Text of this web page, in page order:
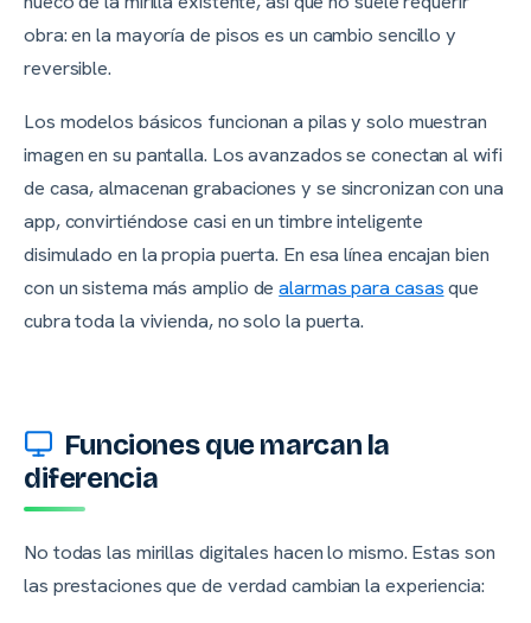
obra: en la mayoría de pisos es un cambio sencillo y
reversible.
Los modelos básicos funcionan a pilas y solo muestran
imagen en su pantalla. Los avanzados se conectan al wifi
de casa, almacenan grabaciones y se sincronizan con una
app, convirtiéndose casi en un timbre inteligente
disimulado en la propia puerta. En esa línea encajan bien
con un sistema más amplio dealarmas para casasque
cubra toda la vivienda, no solo la puerta.
Funciones que marcan la
diferencia
No todas las mirillas digitales hacen lo mismo. Estas son
las prestaciones que de verdad cambian la experiencia: